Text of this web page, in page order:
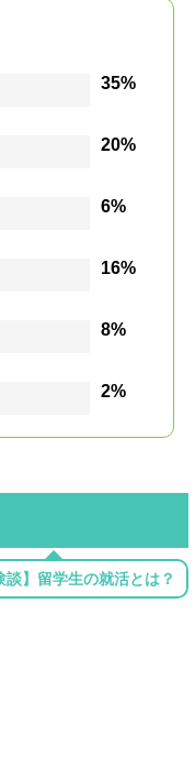
35%
20%
6%
16%
8%
2%
談】留学生の就活とは？